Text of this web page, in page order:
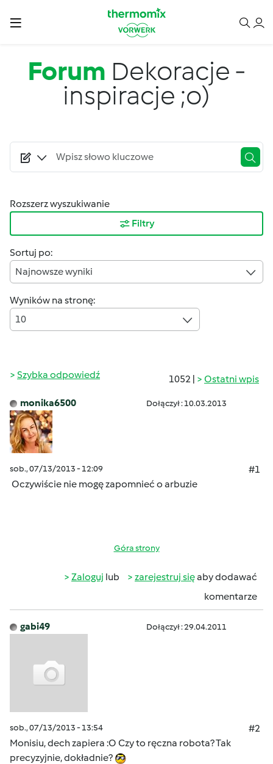
Forum Dekoracje -
inspiracje ;o)
Rozszerz wyszukiwanie
Filtry
Sortuj po:
Najnowsze wyniki
Wyników na stronę:
10
1052 | Ostatni wpis
Szybka odpowiedź
monika6500 Dołączył : 10.03.2013
sob., 07/13/2013 - 12:09
#1
Oczywiście nie mogę zapomnieć o arbuzie
Góra strony
Zaloguj lub zarejestruj sięaby dodawać
komentarze
gabi49 Dołączył : 29.04.2011
sob., 07/13/2013 - 13:54
#2
Monisiu, dech zapiera :O Czy to ręczna robota? Tak
precyzyjnie, dokładnie?